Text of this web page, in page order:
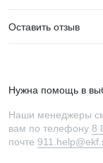
Оставить отзыв
Нужна помощь в
Наши менеджеры
вам по телефону 8
почте